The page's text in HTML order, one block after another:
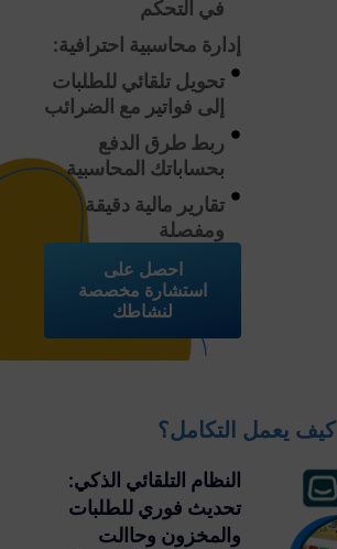
في التحكم
إدارة محاسبية احترافية:
تحويل تلقائي للطلبات
إلى فواتير مع الضرائب
ربط طرق الدفع
بحساباتك المحاسبية
تقارير مالية دقيقة
ومفصلة
احصل على
استشارة مخصصة
لنشاطك
كيف يعمل التكامل؟
النظام التلقائي الذكي:
تحديث فوري للطلبات
والمخزون وحاالت